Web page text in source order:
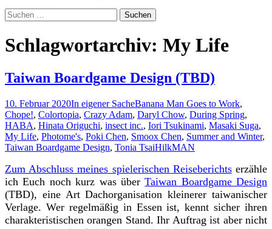
Suchen
nach:
Schlagwortarchiv: My Life
Taiwan Boardgame Design (TBD)
10. Februar 2020In eigener SacheBanana Man Goes to Work,
Chope!, Colortopia, Crazy Adam, Daryl Chow, During Spring,
HABA, Hinata Origuchi, insect inc., Iori Tsukinami, Masaki Suga,
My Life, Photome's, Poki Chen, Smoox Chen, Summer and Winter,
Taiwan Boardgame Design, Tonia TsaiHilkMAN
Zum Abschluss meines spielerischen Reiseberichtserzähle
ich Euch noch kurz was überTaiwan Boardgame Design
(TBD), eine Art Dachorganisation kleinerer taiwanischer
Verlage. Wer regelmäßig in Essen ist, kennt sicher ihren
charakteristischen orangen Stand. Ihr Auftrag ist aber nicht